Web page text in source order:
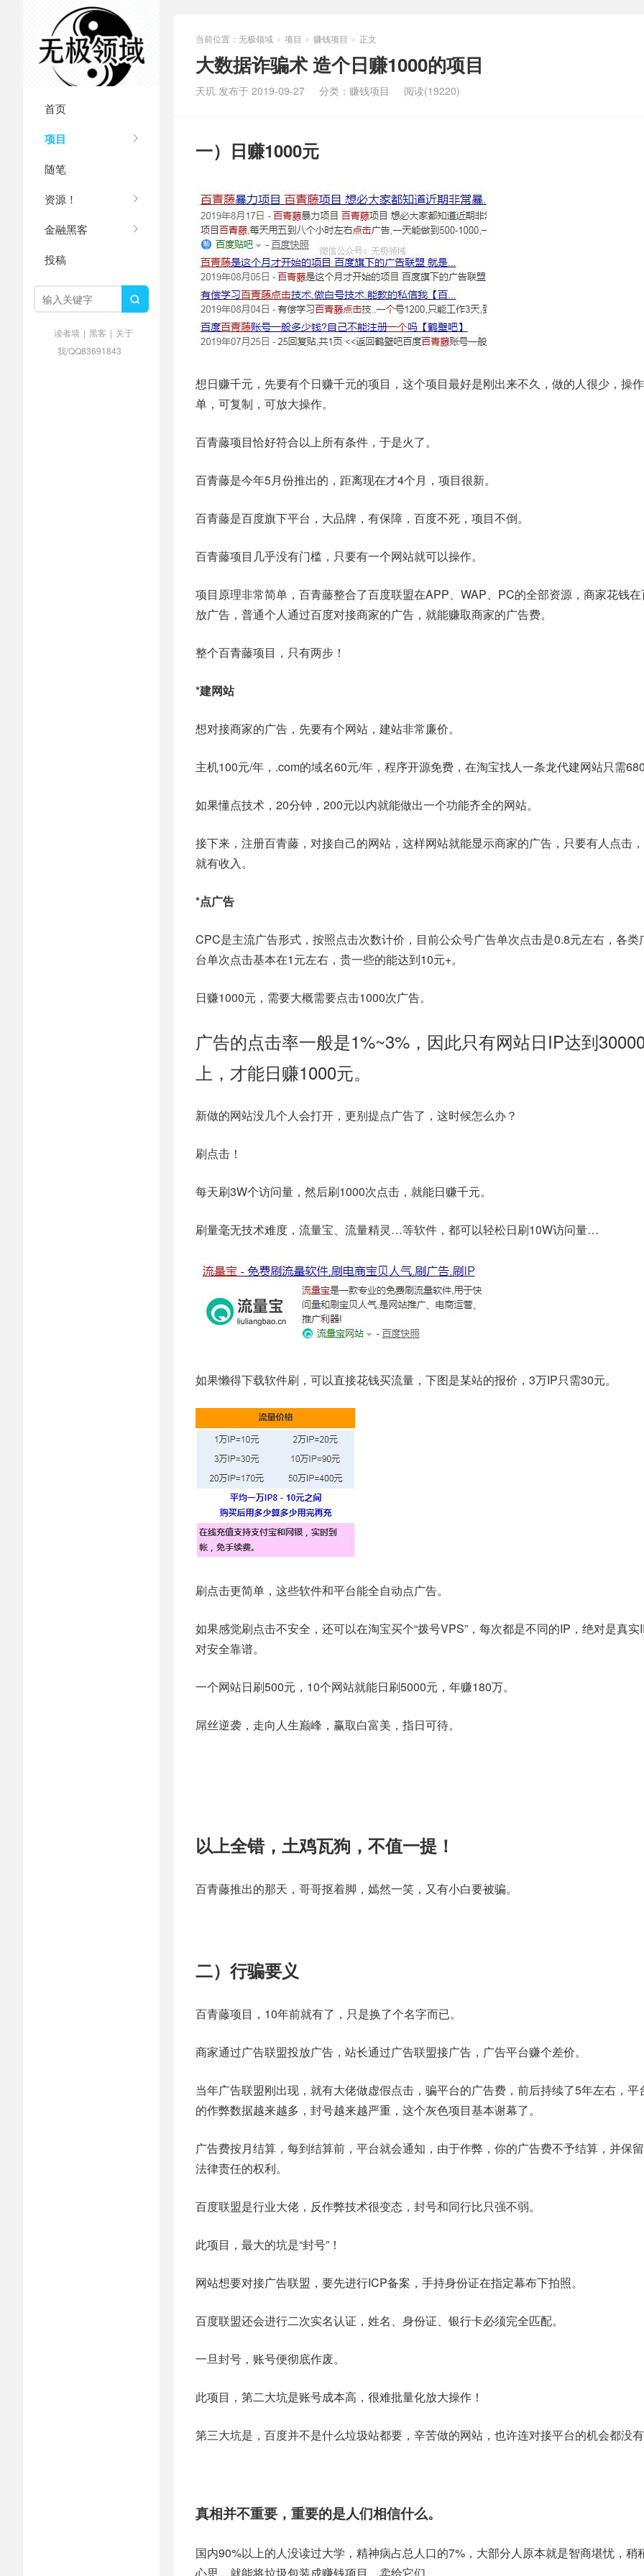
首页
项目
随笔
资源！
金融黑客
投稿

读者墙 | 黑客 | 关于
我/QQ83691843
当前位置： 无极领域 > 项目 > 赚钱项目 > 正文
大数据诈骗术 造个日赚1000的项目
天玑 发布于 2019-09-27 分类： 赚钱项目 阅读(19220)
一）日赚1000元
想日赚千元，先要有个日赚千元的项目，这个项目最好是刚出来不久，做的人很少，操
单，可复制，可放大操作。
百青藤项目恰好符合以上所有条件，于是火了。
百青藤是今年5月份推出的，距离现在才4个月，项目很新。
百青藤是百度旗下平台，大品牌，有保障，百度不死，项目不倒。
百青藤项目几乎没有门槛，只要有一个网站就可以操作。
项目原理非常简单，百青藤整合了百度联盟在APP、WAP、PC的全部资源，商家花钱
放广告，普通个人通过百度对接商家的广告，就能赚取商家的广告费。
整个百青藤项目，只有两步！
*建网站
想对接商家的广告，先要有个网站，建站非常廉价。
主机100元/年，.com的域名60元/年，程序开源免费，在淘宝找人一条龙代建网站只需
如果懂点技术，20分钟，200元以内就能做出一个功能齐全的网站。
接下来，注册百青藤，对接自己的网站，这样网站就能显示商家的广告，只要有人点击
就有收入。
*点广告
CPC是主流广告形式，按照点击次数计价，目前公众号广告单次点击是0.8元左右，各类
台单次点击基本在1元左右，贵一些的能达到10元+。
日赚1000元，需要大概需要点击1000次广告。
广告的点击率一般是1%~3%，因此只有网站日IP达到
上，才能日赚1000元。
新做的网站没几个人会打开，更别提点广告了，这时候怎么办？
刷点击！
每天刷3W个访问量，然后刷1000次点击，就能日赚千元。
刷量毫无技术难度，流量宝、流量精灵…等软件，都可以轻松日刷10W访问量…
如果懒得下载软件刷，可以直接花钱买流量，下图是某站的报价，3万IP只需30元。
刷点击更简单，这些软件和平台能全自动点广告。
如果感觉刷点击不安全，还可以在淘宝买个“拨号VPS”，每次都是不同的IP，绝对是真实
对安全靠谱。
一个网站日刷500元，10个网站就能日刷5000元，年赚180万。
屌丝逆袭，走向人生巅峰，赢取白富美，指日可待。
以上全错，土鸡瓦狗，不值一提！
百青藤推出的那天，哥哥抠着脚，嫣然一笑，又有小白要被骗。
二）行骗要义
百青藤项目，10年前就有了，只是换了个名字而已。
商家通过广告联盟投放广告，站长通过广告联盟接广告，广告平台赚个差价。
当年广告联盟刚出现，就有大佬做虚假点击，骗平台的广告费，前后持续了5年左右，平
的作弊数据越来越多，封号越来越严重，这个灰色项目基本谢幕了。
广告费按月结算，每到结算前，平台就会通知，由于作弊，你的广告费不予结算，并保
法律责任的权利。
百度联盟是行业大佬，反作弊技术很变态，封号和同行比只强不弱。
此项目，最大的坑是“封号”！
网站想要对接广告联盟，要先进行ICP备案，手持身份证在指定幕布下拍照。
百度联盟还会进行二次实名认证，姓名、身份证、银行卡必须完全匹配。
一旦封号，账号便彻底作废。
此项目，第二大坑是账号成本高，很难批量化放大操作！
第三大坑是，百度并不是什么垃圾站都要，辛苦做的网站，也许连对接平台的机会都没
真相并不重要，重要的是人们相信什么。
国内90%以上的人没读过大学，精神病占总人口的7%，大部分人原本就是智商堪忧，稍